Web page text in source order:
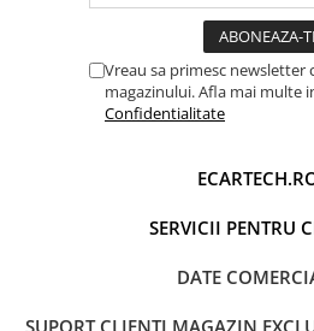
Vreau sa primesc newsletter
magazinului. Afla mai multe
Confidentialitate
SERVICII PENTRU
DATE
SUPORT CLIENTI MAGAZIN